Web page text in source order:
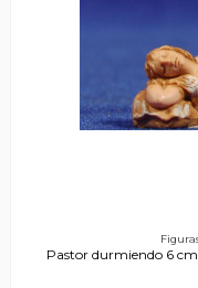
Pastor durmiendo 6